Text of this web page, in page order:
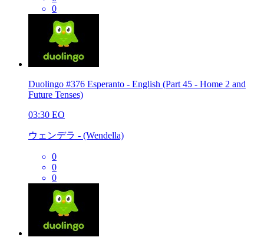
0
Duolingo #376 Esperanto - English (Part 45 - Home 2 and
Future Tenses)
03:30 EO
ウェンデラ - (Wendella)
0
0
0